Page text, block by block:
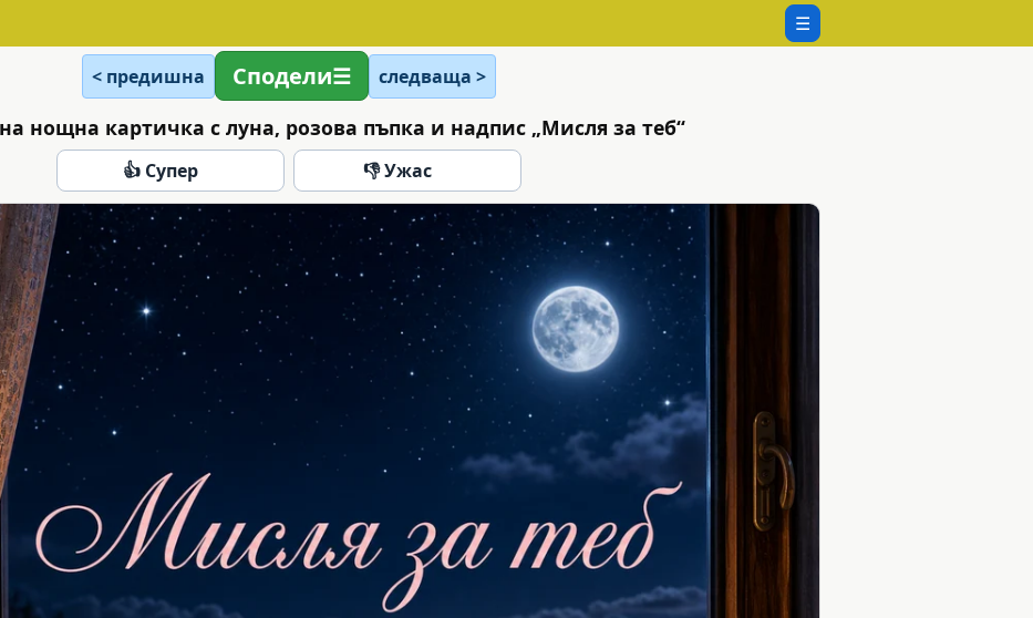
☰
< предишна Сподели следваща >
нощна картичка с луна, розова пъпка и надпис „Мисля за теб“
👍 Супер 👎 Ужас